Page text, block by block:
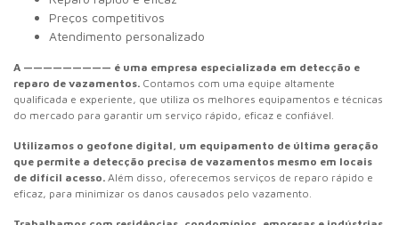
Preços competitivos
Atendimento personalizado
A ————————— é uma empresa especializada em detecção e
reparo de vazamentos. Contamos com uma equipe altamente
qualificada e experiente, que utiliza os melhores equipamentos e técnicas
do mercado para garantir um serviço rápido, eficaz e confiável.
Utilizamos o geofone digital, um equipamento de última geração
que permite a detecção precisa de vazamentos mesmo em locais
de difícil acesso. Além disso, oferecemos serviços de reparo rápido e
eficaz, para minimizar os danos causados pelo vazamento.